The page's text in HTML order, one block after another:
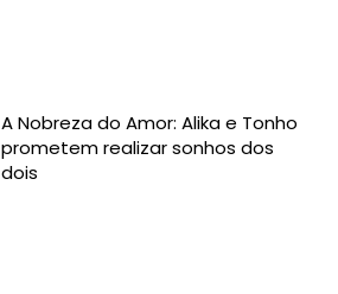
A Nobreza do Amor: Alika e Tonho
prometem realizar sonhos dos
dois